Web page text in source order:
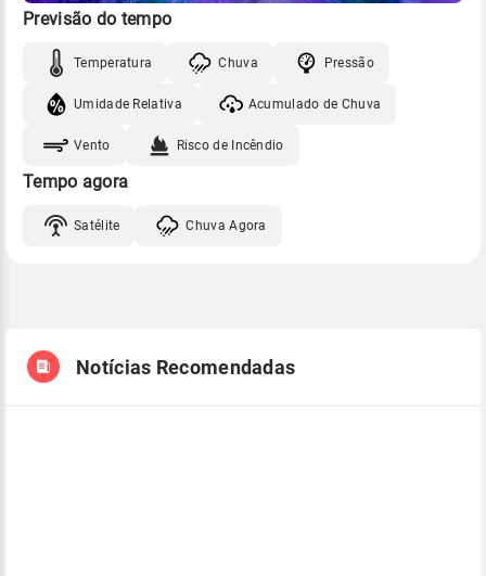
Previsão do tempo
Temperatura Chuva Pressão
Umidade Relativa Acumulado de Chuva
Vento Risco de Incêndio
Tempo agora
Satélite Chuva Agora
Notícias Recomendadas